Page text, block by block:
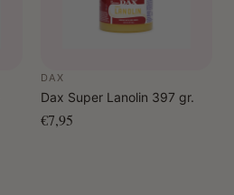
DAX
Dax Super Lanolin 397 gr.
€7,95